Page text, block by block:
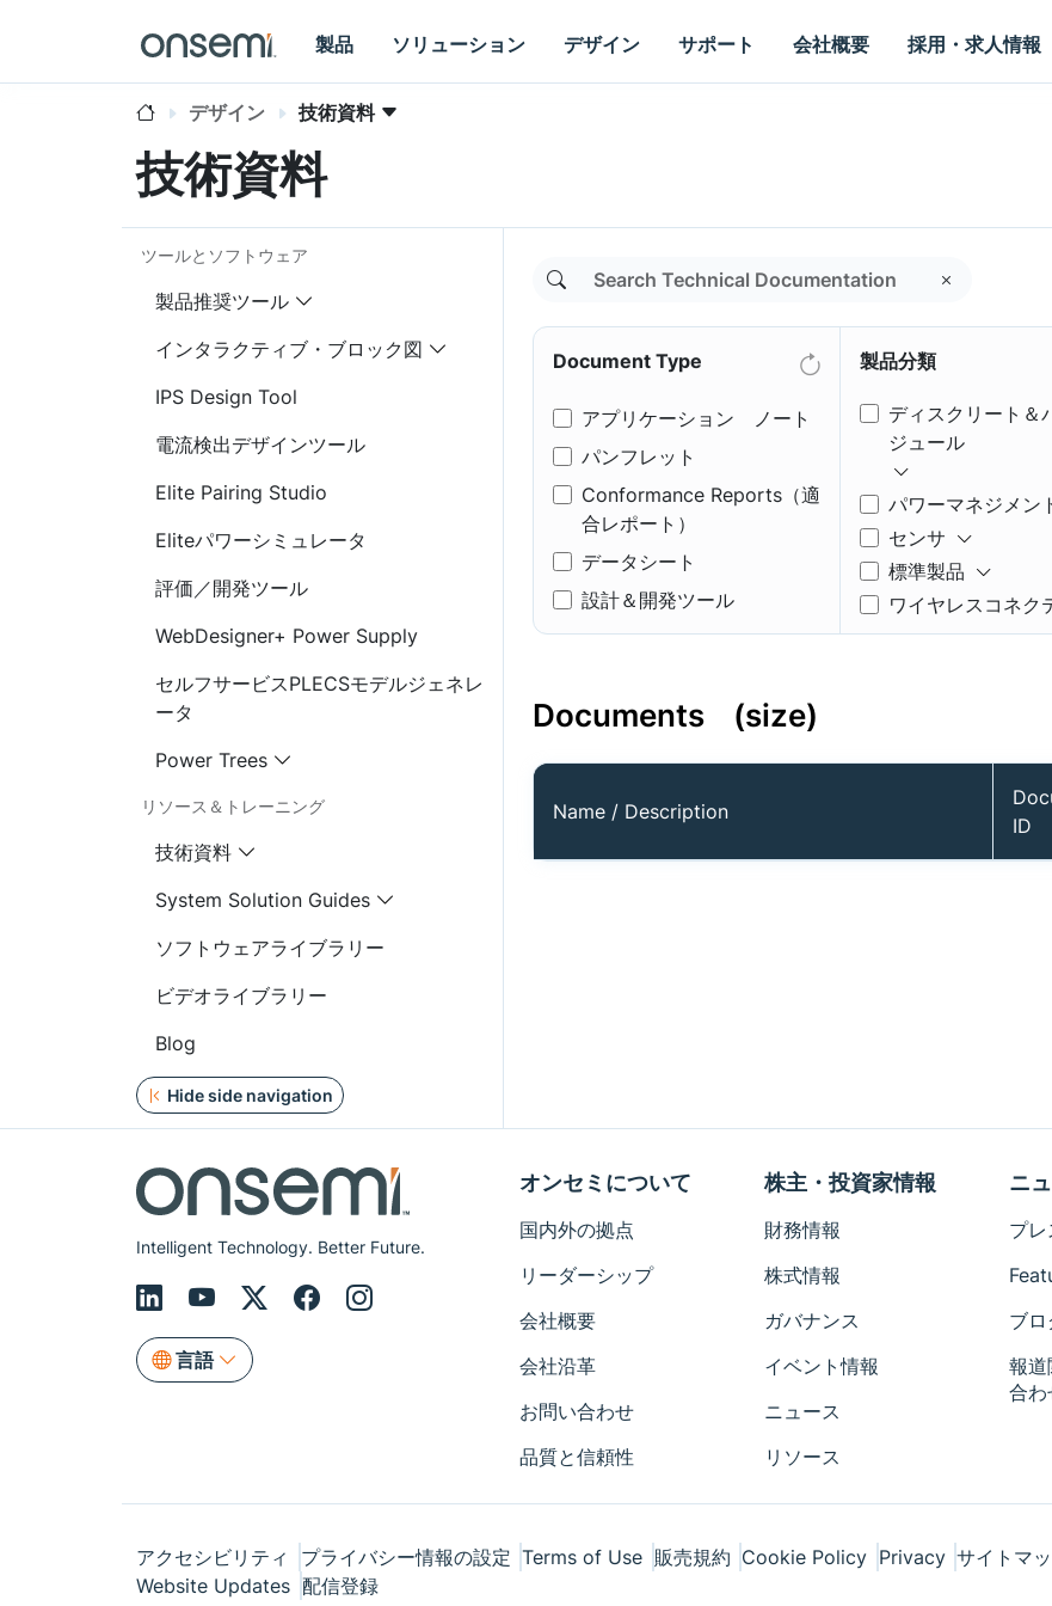
製品 ソリューション デザイン サポート 会社概要 採用・求人情報
デザイン 技術資料
技術資料
ツールとソフトウェア
製品推奨ツール
インタラクティブ・ブロック図
IPS Design Tool
電流検出デザインツール
Elite Pairing Studio
Eliteパワーシミュレータ
評価／開発ツール
WebDesigner+ Power Supply
セルフサービスPLECSモデルジェネレ
ータ
Power Trees
リソース＆トレーニング
技術資料
System Solution Guides
ソフトウェアライブラリー
ビデオライブラリー
Blog
Hide side navigation
Document Type
アプリケーション ノート
パンフレット
Conformance Reports（適
合レポート）
データシート
設計＆開発ツール
デザイン・ノート
Diagram
Drawing: Marking Spec
Procedure
リファレンス・デザイン
リファレンス・マニュアル
Simplis Models
Technical Paper
ホワイト・ペーパ
製品分類
ディスクリート＆
ジュール
パワーマネジメン
センサ
標準製品
ワイヤレスコネク
ィ
カスタム＆ASSP
インタフェース
Documents (size)
Name / Description
ID
Intelligent Technology. Better Future.
言語
オンセミについて
国内外の拠点
リーダーシップ
会社概要
会社沿革
お問い合わせ
品質と信頼性
株主・投資家情報
財務情報
株式情報
ガバナンス
イベント情報
ニュース
リソース
ニ
プレ
ブロ
報道
合わ
アクセシビリティ プライバシー情報の設定 Terms of Use 販売規約 Cookie Policy Privacy サイトマ
Website Updates 配信登録